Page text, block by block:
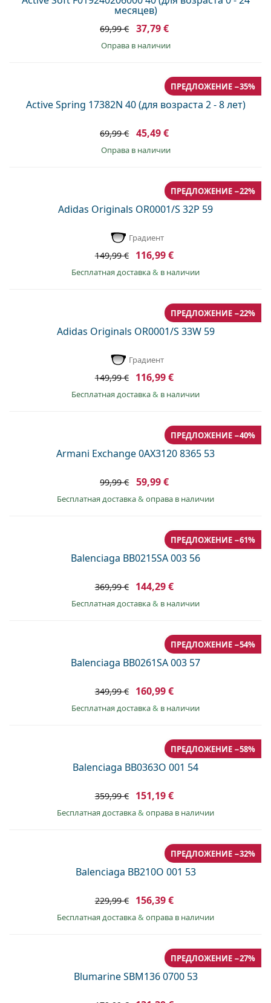
месяцев)
69,99 € 37,79 €
оправа в наличии
Active Spring 17382N 40 (для возраста 2 - 8 лет)
ПРЕДЛОЖЕНИЕ −35%
69,99 € 45,49 €
оправа в наличии
Adidas Originals OR0001/S 32P 59
ПРЕДЛОЖЕНИЕ −22%
Градиент
149,99 € 116,99 €
Бесплатная доставка& в наличии
Adidas Originals OR0001/S 33W 59
ПРЕДЛОЖЕНИЕ −22%
Градиент
149,99 € 116,99 €
Бесплатная доставка& в наличии
Armani Exchange 0AX3120 8365 53
ПРЕДЛОЖЕНИЕ −40%
99,99 € 59,99 €
Бесплатная доставка& оправа в наличии
Balenciaga BB0215SA 003 56
ПРЕДЛОЖЕНИЕ −61%
369,99 € 144,29 €
Бесплатная доставка& в наличии
Balenciaga BB0261SA 003 57
ПРЕДЛОЖЕНИЕ −54%
349,99 € 160,99 €
Бесплатная доставка& в наличии
Balenciaga BB0363O 001 54
ПРЕДЛОЖЕНИЕ −58%
359,99 € 151,19 €
Бесплатная доставка& оправа в наличии
Balenciaga BB210O 001 53
ПРЕДЛОЖЕНИЕ −32%
229,99 € 156,39 €
Бесплатная доставка& оправа в наличии
Blumarine SBM136 0700 53
ПРЕДЛОЖЕНИЕ −27%